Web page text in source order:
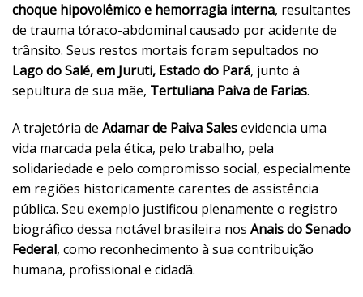
choque hipovolêmico e hemorragia interna, resultantes
de trauma tóraco-abdominal causado por acidente de
trânsito. Seus restos mortais foram sepultados no
Lago do Salé, em Juruti, Estado do Pará, junto à
sepultura de sua mãe, Tertuliana Paiva de Farias.
A trajetória de Adamar de Paiva Salesevidencia uma
vida marcada pela ética, pelo trabalho, pela
solidariedade e pelo compromisso social, especialmente
em regiões historicamente carentes de assistência
pública. Seu exemplo justificou plenamente o registro
biográfico dessa notável brasileira nos Anais do Senado
Federal, como reconhecimento à sua contribuição
humana, profissional e cidadã.